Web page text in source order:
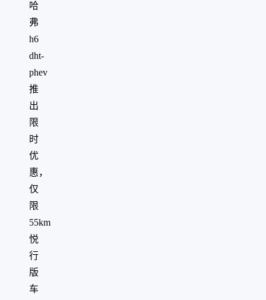
哈
弗
h6
dht-
phev
推
出
限
时
优
惠，
仅
限
55km
悦
行
版
车